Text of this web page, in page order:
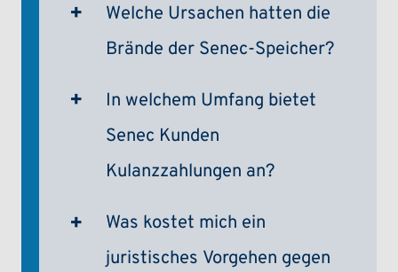
Welche Ursachen hatten die
Brände der Senec-Speicher?
In welchem Umfang bietet
Senec Kunden
Kulanzzahlungen an?
Was kostet mich ein
juristisches Vorgehen gegen